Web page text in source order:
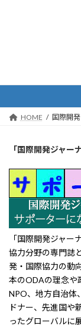
HOME 国際開
「国際開発ジャ
「国際開発ジャ
協力分野の専門誌
発・国際協力の動
本のODAの理念や
NPO、地方自治体
ドナー、先進国や
ったグローバルに